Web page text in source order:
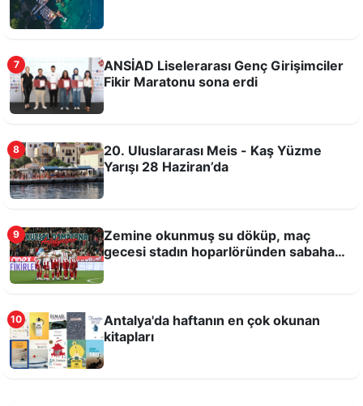
Bilim, teknoloji ve üretim Antalya Tarım
Teknokenti'nde buluşacak
Antalya Dijital Gençlik Merkezi DİGEM açıldı
7
ANSİAD Liselerarası Genç Girişimciler
Fikir Maratonu sona erdi
8
20. Uluslararası Meis - Kaş Yüzme
Yarışı 28 Haziran’da
9
Zemine okunmuş su döküp, maç
gecesi stadın hoparlöründen sabaha
10
Antalya'da haftanın en çok okunan
kitapları